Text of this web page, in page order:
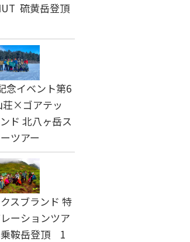
硫黄岳登頂
念イベント第6
荘×ゴアテッ
ド 北八ヶ岳ス
ツアー
スブランド 特
ーションツア
鞍岳登頂 1